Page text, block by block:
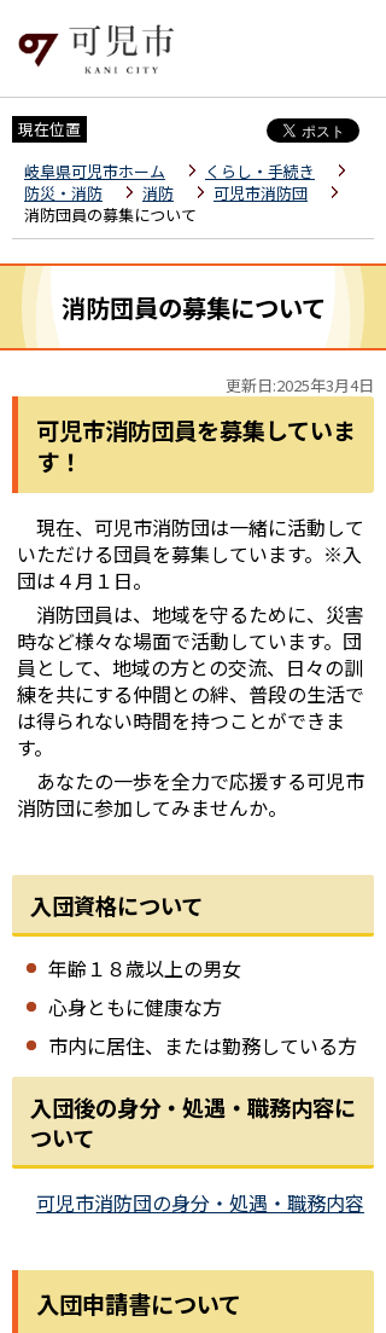
現在位置
岐阜県可児市ホーム
くらし・手続き
防災・消防
消防
可児市消防団
消防団員の募集について
消防団員の募集について
更新日:2025年3月4日
可児市消防団員を募集していま
す！
現在、可児市消防団は一緒に活動して
いただける団員を募集しています。※入
団は４月１日。
消防団員は、地域を守るために、災害
時など様々な場面で活動しています。団
員として、地域の方との交流、日々の訓
練を共にする仲間との絆、普段の生活で
は得られない時間を持つことができま
す。
あなたの一歩を全力で応援する可児市
消防団に参加してみませんか。
入団資格について
年齢１８歳以上の男女
心身ともに健康な方
市内に居住、または勤務している方
入団後の身分・処遇・職務内容に
ついて
可児市消防団の身分・処遇・職務内容
入団申請書について